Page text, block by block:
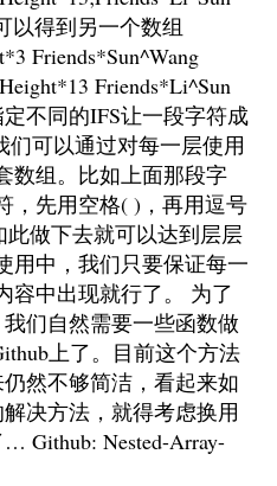
以得到另一个数组
Friends*Sun^Wang
Friends*Li^Sun
不同的IFS让一段字符成
可以通过对每一层使用
数组。比如上面那段字
，先用空格( )，再用逗号
做下去就可以达到层层
用中，我们只要保证每一
容中出现就行了。 为了
们自然需要一些函数做
上了。目前这个方法
然不够简洁，看起来如
决方法，就得考虑换用
Github: Nested-Array-